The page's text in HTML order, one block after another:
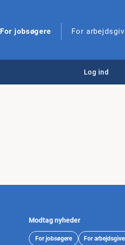
For jobsøgere For
Log ind
Modtag nyheder
For jobsøgere For